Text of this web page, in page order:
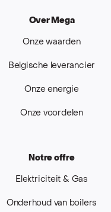
Over Mega
Onze waarden
Belgische leverancier
Onze energie
Onze voordelen
Notre offre
Elektriciteit & Gas
Onderhoud van boilers